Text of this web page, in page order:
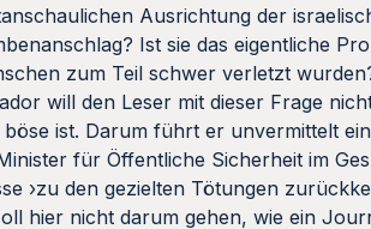
Ausrichtung der
Ist sie das eigentliche
zum Teil schwer verletzt
will den Leser mit dieser Frage
ist. Darum führt er unvermittelt
für Öffentliche Sicherheit im
›zu den gezielten Tötungen
hier nicht darum gehen, wie ein